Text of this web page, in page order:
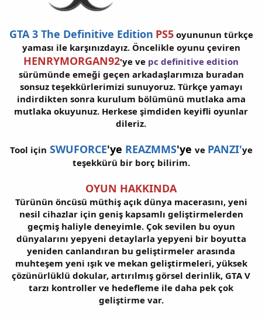
GTA 3 The Definitive Edition PS5oyununun türkçe
yaması ile karşınızdayız. Öncelikle oyunu çeviren
HENRYMORGAN92'ye ve pc definitive edition
sürümünde emeği geçen arkadaşlarımıza buradan
sonsuz teşekkürlerimizi sunuyoruz. Türkçe yamayı
indirdikten sonra kurulum bölümünü mutlaka ama
mutlaka okuyunuz. Herkese şimdiden keyifli oyunlar
dileriz.
Tool için SWUFORCE'ye REAZMMS'ye ve PANZI'ye
teşekkürü bir borç bilirim.
OYUN HAKKINDA
Türünün öncüsü müthiş açık dünya macerasını, yeni
nesil cihazlar için geniş kapsamlı geliştirmelerden
geçmiş haliyle deneyimle. Çok sevilen bu oyun
dünyalarını yepyeni detaylarla yepyeni bir boyutta
yeniden canlandıran bu geliştirmeler arasında
muhteşem yeni ışık ve mekan geliştirmeleri, yüksek
çözünürlüklü dokular, artırılmış görsel derinlik, GTA V
tarzı kontroller ve hedefleme ile daha pek çok
geliştirme var.